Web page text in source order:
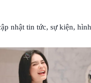
nhật tin tức, sự kiện,